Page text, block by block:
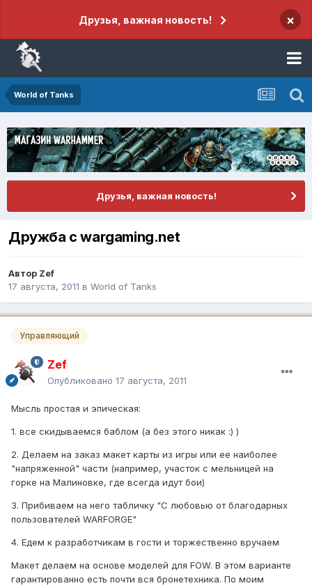
Друзья, важная новость! ×
World of Tanks
Друзья, важная новость!
Дружба с wargaming.net
Автор Zef
17 августа, 2011 в World of Tanks
Управляющий
Zef
Опубликовано 17 августа, 2011
Мысль простая и эпическая:
1. все скидываемся баблом (а без этого никак :) )
2. Делаем на заказ макет карты из игры или ее наиболее
"напряженной" части (например, участок с мельницей на
горке на Малиновке, где всегда идут бои)
3. Прибиваем на него табличку "С любовью от благодарных
пользователей WARFORGE"
4. Едем к разработчикам в гости и торжественно вручаем
Макет делаем на основе моделей для FOW. В этом варианте
гарантированно есть почти вся бронетехника. По моим